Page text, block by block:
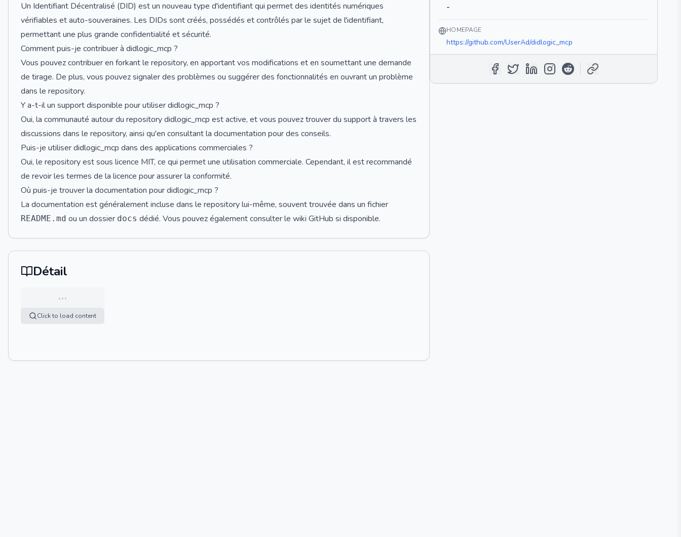
Un Identifiant Décentralisé (DID) est un nouveau type d'identifiant qui permet des identités numériques
vérifiables et auto-souveraines. Les DIDs sont créés, possédés et contrôlés par le sujet de l'identifiant,
permettant une plus grande confidentialité et sécurité.
Comment puis-je contribuer à didlogic_mcp ?
Vous pouvez contribuer en forkant le repository, en apportant vos modifications et en soumettant une demande
de tirage. De plus, vous pouvez signaler des problèmes ou suggérer des fonctionnalités en ouvrant un problème
dans le repository.
Y a-t-il un support disponible pour utiliser didlogic_mcp ?
Oui, la communauté autour du repository didlogic_mcp est active, et vous pouvez trouver du support à travers les
discussions dans le repository, ainsi qu'en consultant la documentation pour des conseils.
Puis-je utiliser didlogic_mcp dans des applications commerciales ?
Oui, le repository est sous licence MIT, ce qui permet une utilisation commerciale. Cependant, il est recommandé
de revoir les termes de la licence pour assurer la conformité.
Où puis-je trouver la documentation pour didlogic_mcp ?
La documentation est généralement incluse dans le repository lui-même, souvent trouvée dans un fichier
README.md ou un dossier docs dédié. Vous pouvez également consulter le wiki GitHub si disponible.
Détail
…
Click to load content
-
HOMEPAGE
https://github.com/UserAd/didlogic_mcp